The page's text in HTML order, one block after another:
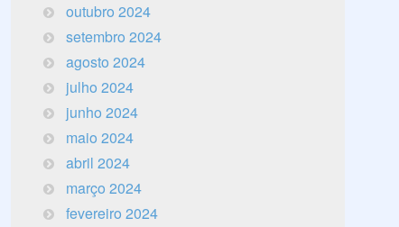
outubro 2024
setembro 2024
agosto 2024
julho 2024
junho 2024
maio 2024
abril 2024
março 2024
fevereiro 2024